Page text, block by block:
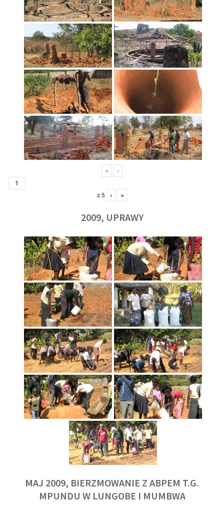
« ‹
z5 › »
2009, UPRAWY
MAJ 2009, BIERZMOWANIE Z ABPEM T.G.
MPUNDU W LUNGOBE I MUMBWA